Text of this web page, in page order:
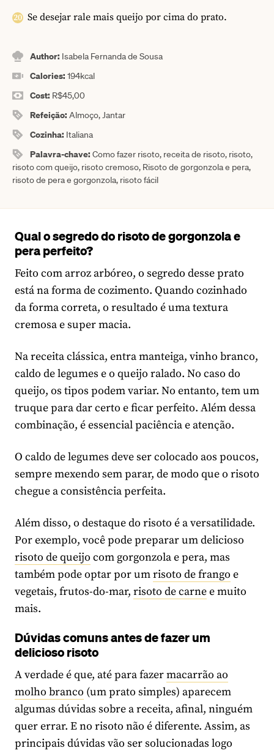
Se desejar rale mais queijo por cima do prato.
Author: Isabela Fernanda de Sousa
Calories:194kcal
Cost: R$45,00
Refeição:Almoço, Jantar
Cozinha: Italiana
Palavra-chave:Como fazer risoto, receita de risoto, risoto,
risoto com queijo, risoto cremoso, Risoto de gorgonzola e pera,
risoto de pera e gorgonzola, risoto fácil
Qual o segredo do risoto de gorgonzola e
pera perfeito?
Feito com arroz arbóreo, o segredo desse prato
está na forma de cozimento. Quando cozinhado
da forma correta, o resultado é uma textura
cremosa e super macia.
Na receita clássica, entra manteiga, vinho branco,
caldo de legumes e o queijo ralado. No caso do
queijo, os tipos podem variar. No entanto, tem um
truque para dar certo e ficar perfeito. Além dessa
combinação, é essencial paciência e atenção.
O caldo de legumes deve ser colocado aos poucos,
sempre mexendo sem parar, de modo que o risoto
chegue a consistência perfeita.
Além disso, o destaque do risoto é a versatilidade.
Por exemplo, você pode preparar um delicioso
risoto de queijo com gorgonzola e pera, mas
também pode optar por umrisoto de frango e
vegetais, frutos-do-mar, risoto de carnee muito
mais.
Dúvidas comuns antes de fazer um
delicioso risoto
A verdade é que, até para fazermacarrão ao
molho branco (um prato simples) aparecem
algumas dúvidas sobre a receita, afinal, ninguém
quer errar. E no risoto não é diferente. Assim, as
principais dúvidas vão ser solucionadas logo